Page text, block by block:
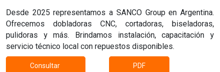
Desde 2025 representamos a SANCO Group en Argentina.
Ofrecemos dobladoras CNC, cortadoras, biseladoras,
pulidoras y más. Brindamos instalación, capacitación y
servicio técnico local con repuestos disponibles.
Consultar PDF